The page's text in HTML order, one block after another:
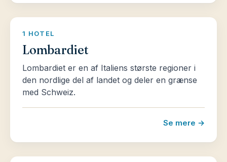
1 HOTEL
Lombardiet
Lombardiet er en af Italiens største regioner i
den nordlige del af landet og deler en grænse
med Schweiz.
Se mere →